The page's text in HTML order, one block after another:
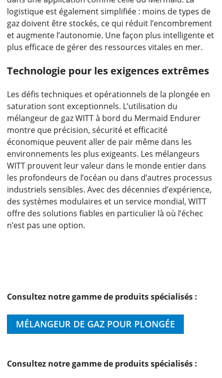
logistique est également simplifiée : moins de types de
gaz doivent être stockés, ce qui réduit l’encombrement
et augmente l’autonomie. Une façon plus intelligente et
plus efficace de gérer des ressources vitales en mer.
Technologie pour les exigences extrêmes
Les défis techniques et opérationnels de la plongée en
saturation sont exceptionnels. L’utilisation du
mélangeur de gaz WITT à bord du Mermaid Endurer
montre que précision, sécurité et efficacité
économique peuvent aller de pair même dans les
environnements les plus exigeants. Les mélangeurs
WITT prouvent leur valeur dans le monde entier dans
les profondeurs de l’océan ou dans d’autres processus
industriels sensibles. Avec des décennies d’expérience,
des systèmes modulaires et un service mondial, WITT
offre des solutions fiables en particulier là où l’échec
n’est pas une option.
Consultez notre gamme de produits spécialisés :
MÉLANGEUR DE GAZ POUR PLONGÉE
Consultez notre gamme de produits spécialisés :